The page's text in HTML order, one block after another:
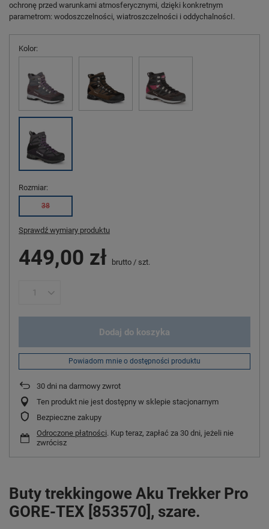
ochronę przed warunkami atmosferycznymi, dzięki konkretnym
parametrom: wodoszczelności, wiatroszczelności i oddychalnoścI.
Kolor
Rozmiar
38
Sprawdź wymiary produktu
449,00 zł brutto / szt.
Dodaj do koszyka
Powiadom mnie o dostępności produktu
30 dni na darmowy zwrot
Ten produkt nie jest dostępny w sklepie stacjonarnym
Bezpieczne zakupy
Odroczone płatności. Kup teraz, zapłać za 30 dni, jeżeli nie
zwrócisz
Buty trekkingowe Aku Trekker Pro
GORE-TEX [853570], szare.